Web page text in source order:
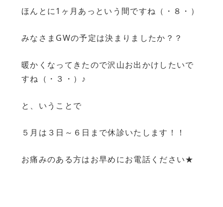
ほんとに1ヶ月あっという間ですね（・８・）
みなさまGWの予定は決まりましたか？？
暖かくなってきたので沢山お出かけしたいで
すね（・３・）♪
と、いうことで
５月は３日～６日まで休診いたします！！
お痛みのある方はお早めにお電話ください★